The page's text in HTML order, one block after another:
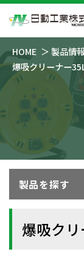
HOME 製品情
爆吸クリーナー
製品を探す
爆吸ク